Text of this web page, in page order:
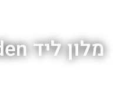
מלון ליד Solden עם ספא